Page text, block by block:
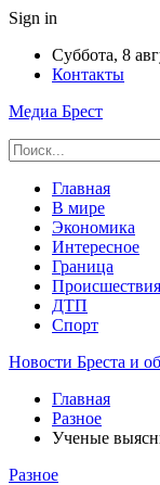
Sign in
Суббота, 8
Контакты
Медиа Брест
Главная
В мире
Экономика
Интересное
Граница
Происшествия
ДТП
Спорт
Новости Бреста и
Главная
Разное
Ученые
Разное